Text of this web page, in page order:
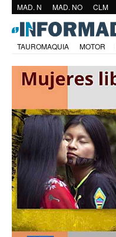
MAD. N MAD. NO CLM
TAUROMAQUIA MOTOR